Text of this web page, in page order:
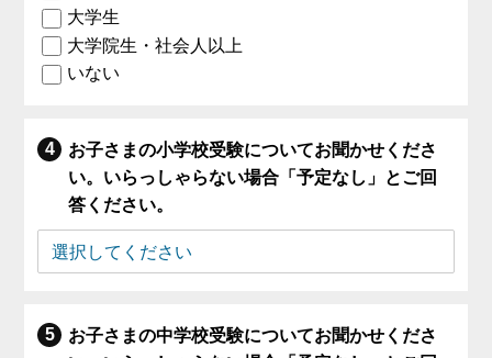
大学生
大学院生・社会人以上
いない
お子さまの小学校受験についてお聞かせくださ
い。いらっしゃらない場合「予定なし」とご回
答ください。
お子さまの中学校受験についてお聞かせくださ